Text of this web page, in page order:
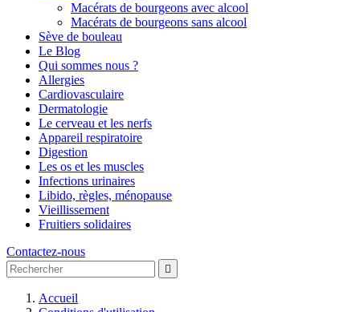
Macérats de bourgeons avec alcool
Macérats de bourgeons sans alcool
Sève de bouleau
Le Blog
Qui sommes nous ?
Allergies
Cardiovasculaire
Dermatologie
Le cerveau et les nerfs
Appareil respiratoire
Digestion
Les os et les muscles
Infections urinaires
Libido, règles, ménopause
Vieillissement
Fruitiers solidaires
Contactez-nous

Accueil